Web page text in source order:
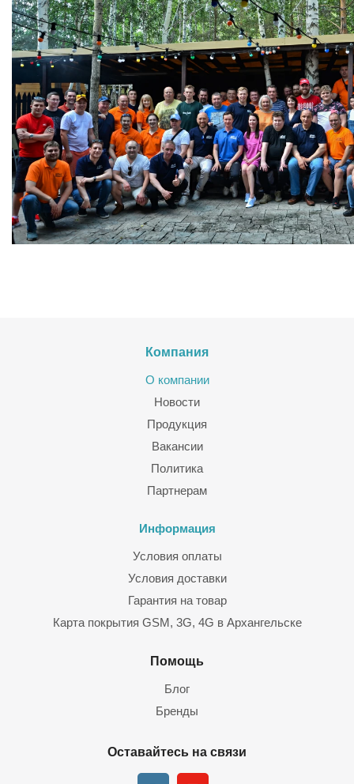
Компания
О компании
Новости
Продукция
Вакансии
Политика
Партнерам
Информация
Условия оплаты
Условия доставки
Гарантия на товар
Карта покрытия GSM, 3G, 4G в Архангельске
Помощь
Блог
Бренды
Оставайтесь на связи